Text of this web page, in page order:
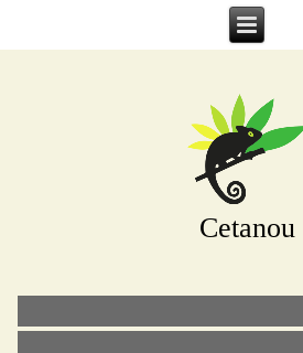
Cetanou